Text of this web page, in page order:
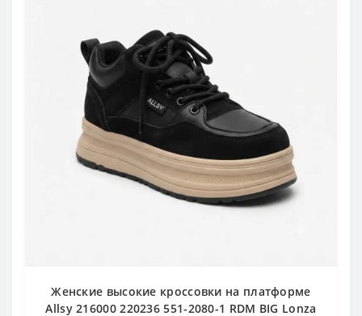
Женские высокие кроссовки на платформе
Allsy 216000 220236 551-2080-1 RDM BIG Lonza